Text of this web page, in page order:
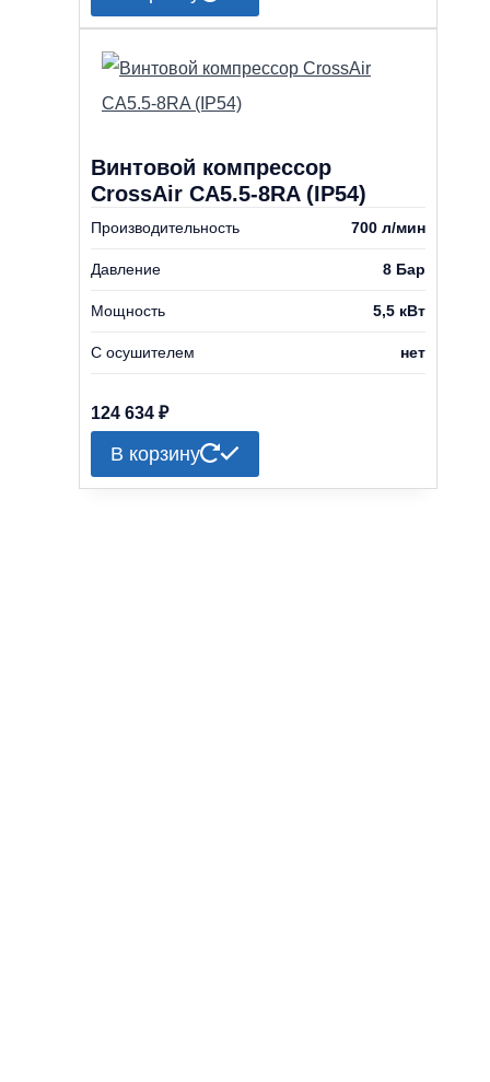
Винтовой компрессор
CrossAir CA5.5-8RA (IP54)
Производительность 700 л/мин
Давление 8 Бар
Мощность 5,5 кВт
С осушителем нет
124 634 ₽
В корзину